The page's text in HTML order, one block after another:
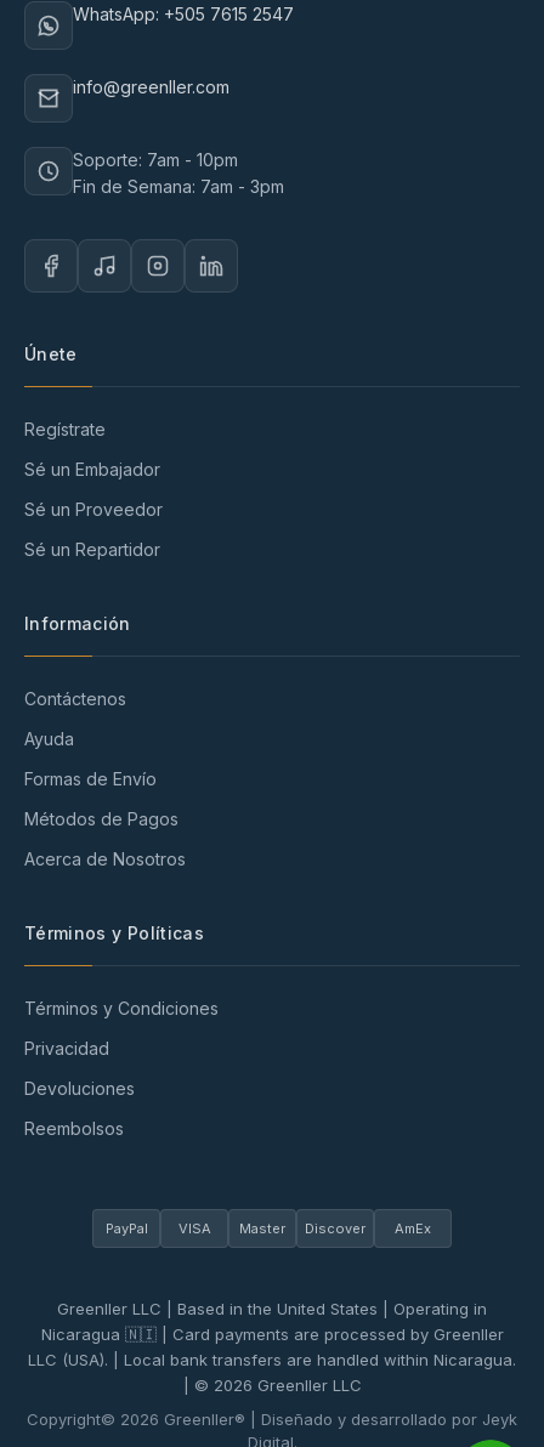
WhatsApp: +505 7615 2547
info@greenller.com
Soporte: 7am - 10pm
Fin de Semana: 7am - 3pm
Únete
Regístrate
Sé un Embajador
Sé un Proveedor
Sé un Repartidor
Información
Contáctenos
Ayuda
Formas de Envío
Métodos de Pagos
Acerca de Nosotros
Términos y Políticas
Términos y Condiciones
Privacidad
Devoluciones
Reembolsos
PayPal VISA Master Discover AmEx
Greenller LLC | Based in the United States | Operating in
Nicaragua 🇳🇮 | Card payments are processed by Greenller
LLC (USA). | Local bank transfers are handled within Nicaragua.
| © 2026 Greenller LLC
Copyright© 2026 Greenller® | Diseñado y desarrollado por Jeyk
Digital.